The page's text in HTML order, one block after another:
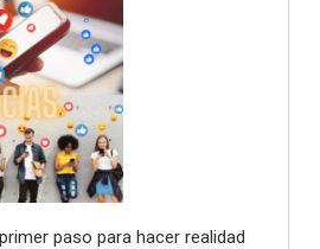
paso para hacer realidad